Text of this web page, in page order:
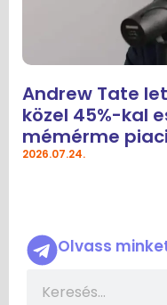
Andrew Tate
közel 45%-kal
mémérme
2026.07.24.
Olvass